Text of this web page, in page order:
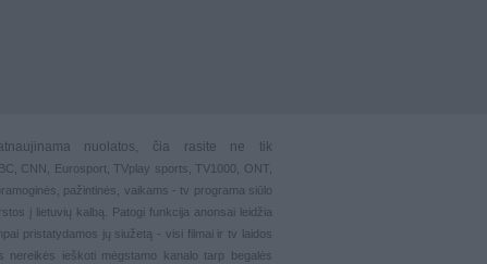
nuolatos, čia rasite ne tik
CNN, Eurosport, TVplay sports , TV1000, ONT,
pažintinės vaikams - tv programa siūlo
į lietuvių kalbą. Patogi funkcija anonsai leidžia
pristatydamos jų siužetą - visi filmai ir tv laidos
nereikės ieškoti mėgstamo kanalo tarp begalės